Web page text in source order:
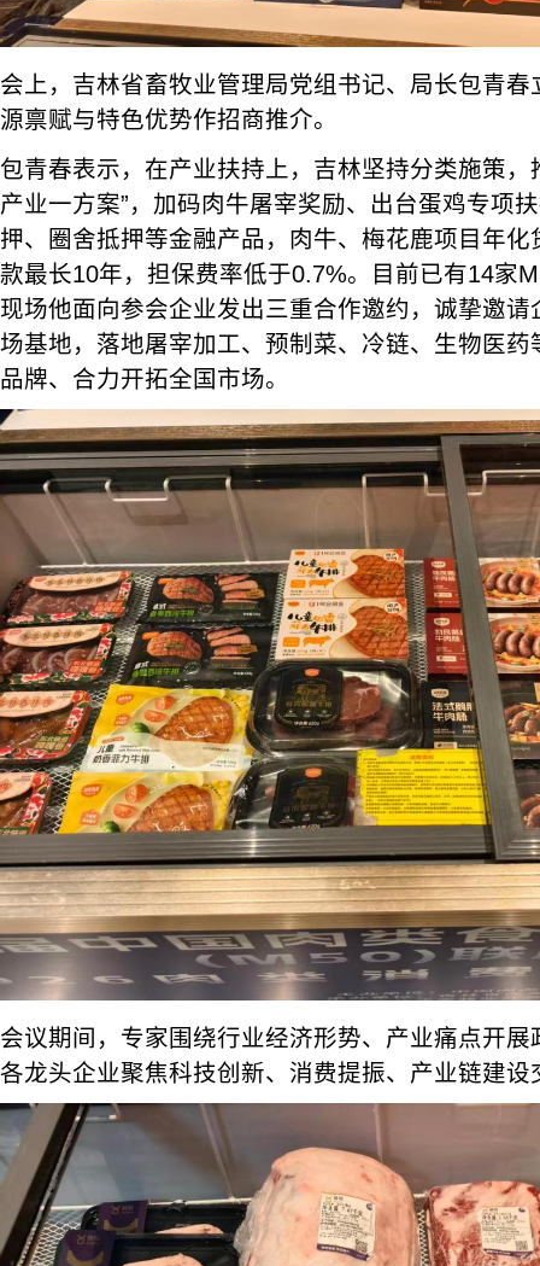
会上，吉林省畜牧业管理局党组书记、局长包青
源禀赋与特色优势作招商推介。
包青春表示，在产业扶持上，吉林坚持分类施策，
产业一方案”，加码肉牛屠宰奖励、出台蛋鸡专项
押、圈舍抵押等金融产品，肉牛、梅花鹿项目年
款最长10年，担保费率低于0.7%。目前已有14家
现场他面向参会企业发出三重合作邀约，诚挚邀
场基地，落地屠宰加工、预制菜、冷链、生物医
品牌、合力开拓全国市场。
会议期间，专家围绕行业经济形势、产业痛点开
各龙头企业聚焦科技创新、消费提振、产业链建设